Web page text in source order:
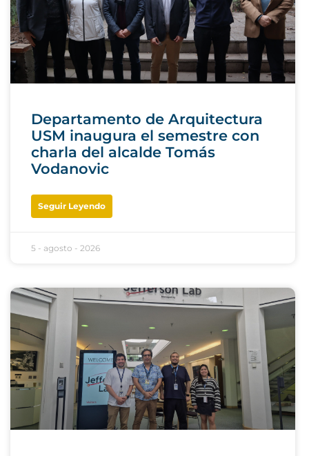
Departamento de Arquitectura
USM inaugura el semestre con
charla del alcalde Tomás
Vodanovic
Seguir Leyendo
5 - agosto - 2026